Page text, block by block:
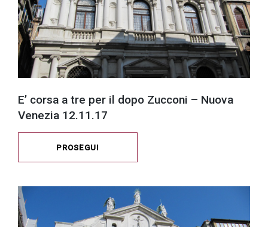
E’ corsa a tre per il dopo Zucconi – Nuova
Venezia 12.11.17
PROSEGUI